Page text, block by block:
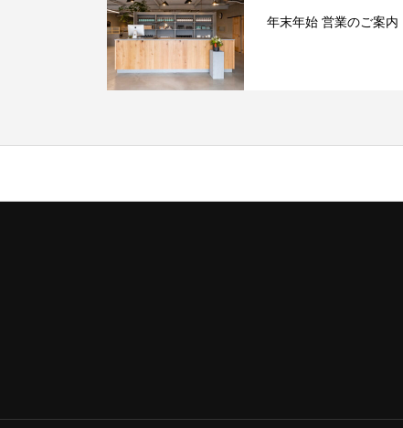
年末年始 営業のご案内